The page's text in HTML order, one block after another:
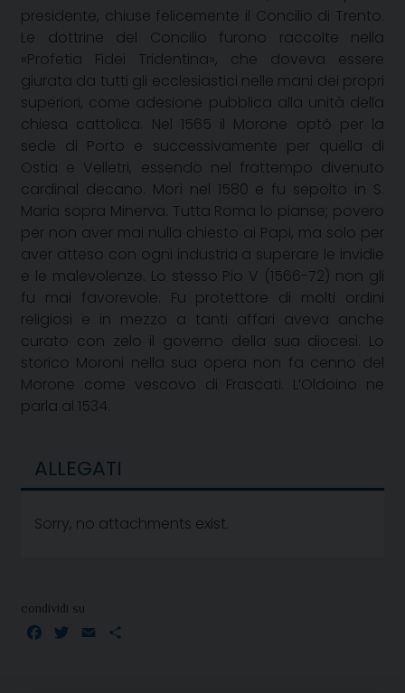
presidente, chiuse felicemente il Concilio di Trento.
Le dottrine del Concilio furono raccolte nella
«Profetia Fidei Tridentina», che doveva essere
giurata da tutti gli ecclesiastici nelle mani dei propri
superiori, come adesione pubblica alla unità della
chiesa cattolica. Nel 1565 il Morone optò per la
sede di Porto e successivamente per quella di
Ostia e Velletri, essendo nel frattempo divenuto
cardinal decano. Morì nel 1580 e fu sepolto in S.
Maria sopra Minerva. Tutta Roma lo pianse; povero
per non aver mai nulla chiesto ai Papi, ma solo per
aver atteso con ogni industria a superare le invidie
e le malevolenze. Lo stesso Pio V (1566-72) non gli
fu mai favorevole. Fu protettore di molti ordini
religiosi e in mezzo a tanti affari aveva anche
curato con zelo il governo della sua diocesi. Lo
storico Moroni nella sua opera non fa cenno del
Morone come vescovo di Frascati. L’Oldoino ne
parla al 1534.
ALLEGATI
Sorry, no attachments exist.
condividi su
Facebook
TwitterEmail